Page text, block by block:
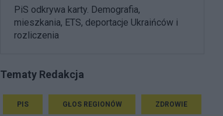
PiS odkrywa karty. Demografia,
mieszkania, ETS, deportacje Ukraińców i
rozliczenia
Tematy Redakcja
PIS GŁOS REGIONÓW ZDROWIE